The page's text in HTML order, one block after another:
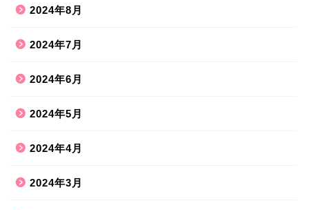
2024年8月
2024年7月
2024年6月
2024年5月
2024年4月
2024年3月